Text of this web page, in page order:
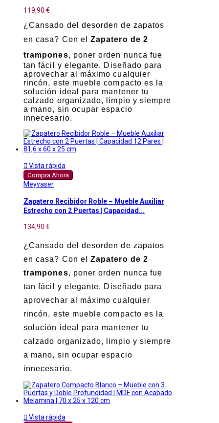
119,90 €
¿Cansado del desorden de zapatos
en casa? Con elZapatero de 2
trampones, poner orden nunca fue
tan fácil y elegante. Diseñado para
aprovechar al máximo cualquier
rincón, este mueble compacto es la
solución ideal para mantener tu
calzado organizado, limpio y siempre
a mano, sin ocupar espacio
innecesario.
 Vista rápida
Compra Ahora
Meyvaser
Zapatero Recibidor Roble – Mueble Auxiliar
Estrecho con 2 Puertas | Capacidad...
134,90 €
¿Cansado del desorden de zapatos
en casa? Con elZapatero de 2
trampones, poner orden nunca fue
tan fácil y elegante. Diseñado para
aprovechar al máximo cualquier
rincón, este mueble compacto es la
solución ideal para mantener tu
calzado organizado, limpio y siempre
a mano, sin ocupar espacio
innecesario.
 Vista rápida